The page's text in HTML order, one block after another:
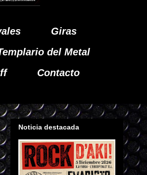
Giras
del Metal
Contacto
Noticia destacada